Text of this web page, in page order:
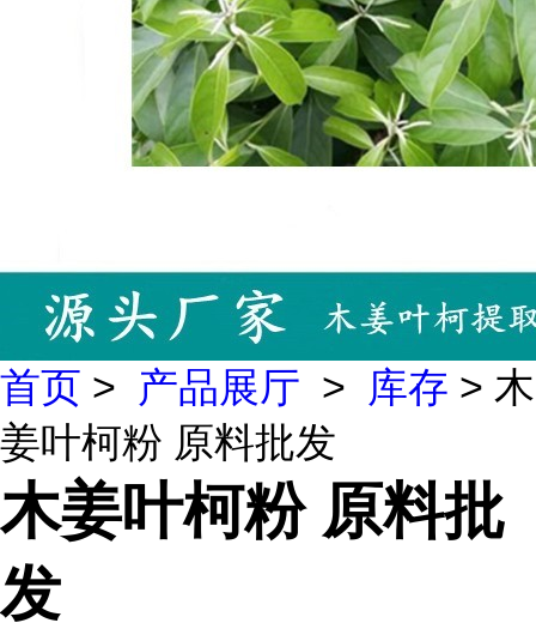
首页 > 产品展厅 > 库存 > 木
姜叶柯粉 原料批发
木姜叶柯粉 原料批
发